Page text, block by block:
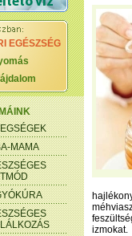
EGÉSZSÉG
MAMA
izmokat.